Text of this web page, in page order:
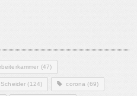
(47)
(124) corona (69)